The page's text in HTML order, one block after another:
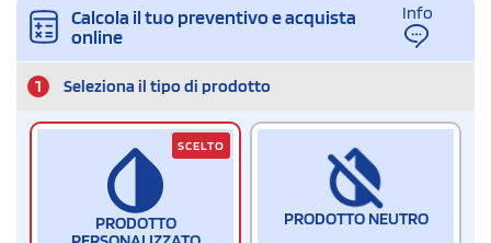
Calcola il tuo preventivo e acquista
online
Info
1 Seleziona il tipo di prodotto
PRODOTTO
SCELTO
PRODOTTO NEUTRO